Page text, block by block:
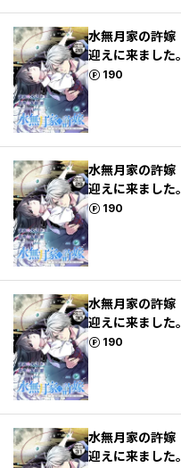
水無月家の許
迎えに来ました
190
ポイント
水無月家の許
迎えに来ました
190
ポイント
水無月家の許
迎えに来ました
190
ポイント
水無月家の許
迎えに来ました